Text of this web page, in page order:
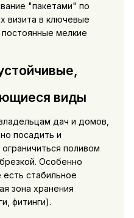
"пакетами" по
визита в ключевые
мелкие
виды
дач и домов,
посадить и
поливом
Особенно
стабильное
зона хранения
фитинги).